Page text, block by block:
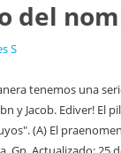
del
S
frecuencia su nombre mientras estis hablando y cuando lo presentes a otras personas. Se considera que a nivel etimolgico, el origen de Pilar proviene de la palabra del latn pila, cuyo significado es aquella que es soporte para los suyos. Su WebSignificado del nombre Pilar: El significado de este nombre es "Aquella que sirve de soporte (pilar) a los suyos". Tres partes importantes de la ciencia: tiempo, espacio y materia. El nmero 4 en la Biblia simboliza el cosmos, el mundo, ya que son 4 los puntos cardinales. Decir 3 equivale a decir "la totalidad" o "siempre". En este artculo de paraBebs, encontrars el significado del nombre Pilar, as como su origen, fecha onomstica, las personas famosas que lo han usado y hasta la personalidad de este particular nombre de mujer. WebSignificado de Pilar nombre